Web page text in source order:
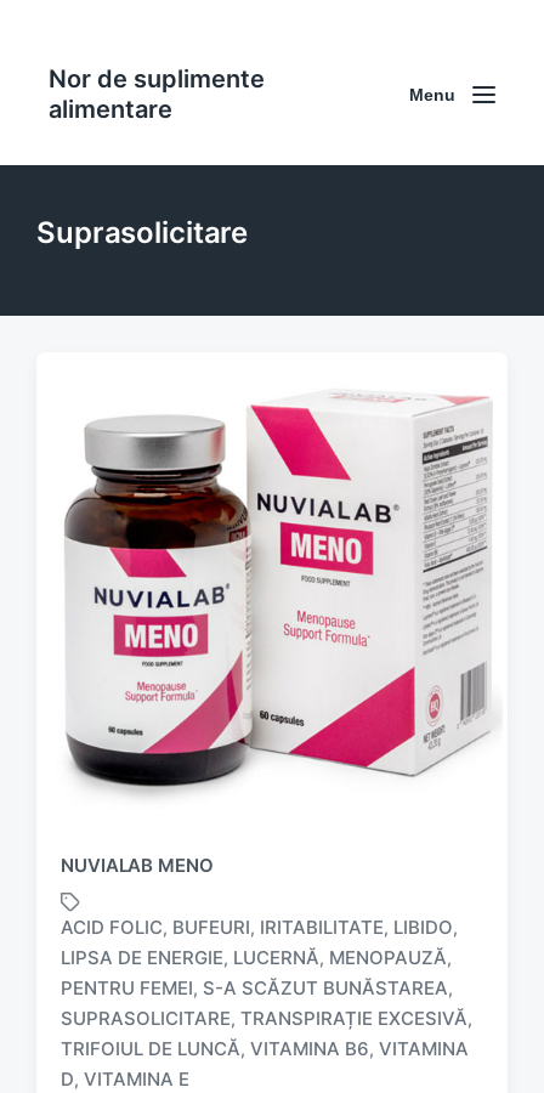
Nor de suplimente
alimentare
Menu
Suprasolicitare
NUVIALAB MENO
a
g
g
ACID FOLIC, BUFEURI, IRITABILITATE, LIBIDO,
LIPSA DE ENERGIE, LUCERNĂ, MENOPAUZĂ,
PENTRU FEMEI, S-A SCĂZUT BUNĂSTAREA,
SUPRASOLICITARE, TRANSPIRAȚIE EXCESIVĂ,
TRIFOIUL DE LUNCĂ, VITAMINA B6, VITAMINA
D, VITAMINA E